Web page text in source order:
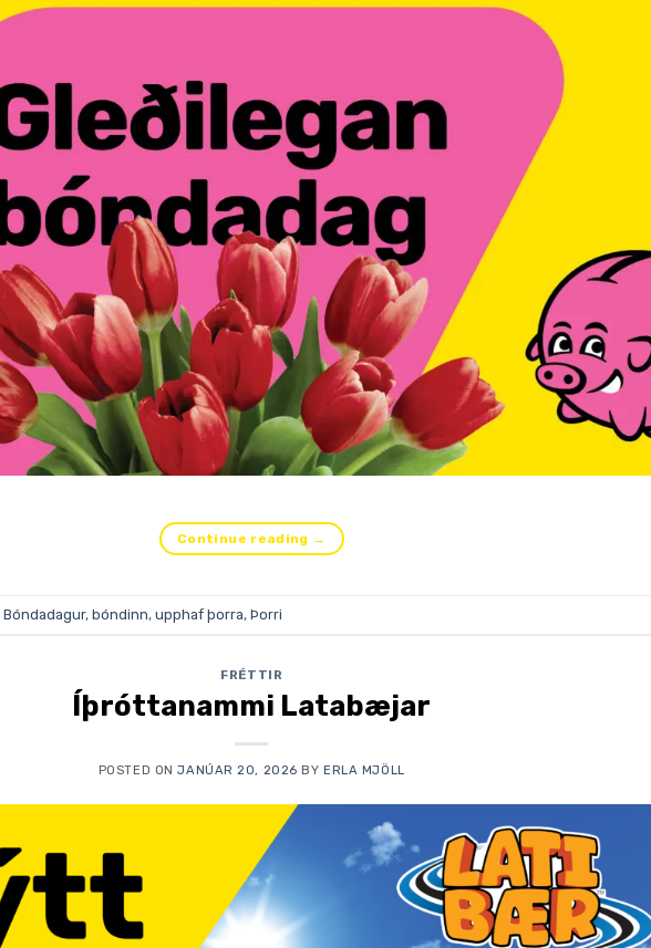
Continue reading →
Bóndadagur, bóndinn, upphaf þorra, Þorri
FRÉTTIR
Íþróttanammi Latabæjar
POSTED ONJANÚAR 20, 2026 BYERLA MJÖLL